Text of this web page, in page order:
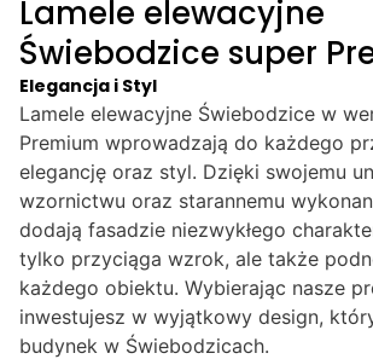
Lamele elewacyjne
Świebodzice super
Elegancja i Styl
Lamele elewacyjne Świebodzice w
Premium wprowadzają do każdego
elegancję oraz styl. Dzięki swojemu
wzornictwu oraz starannemu
dodają fasadzie niezwykłego
tylko przyciąga wzrok, ale także
każdego obiektu. Wybierając nasze
inwestujesz w wyjątkowy design,
budynek w Świebodzicach.